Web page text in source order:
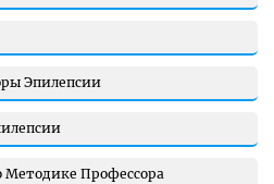
Эпилепсии
Профессора